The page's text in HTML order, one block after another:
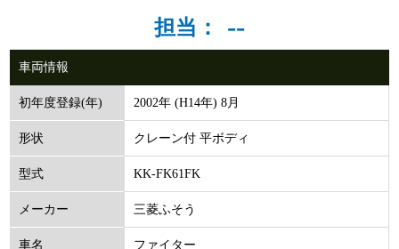
担当： --
車両情報
初年度登録(年) 2002年 (H14年) 8月
形状 クレーン付 平ボディ
型式 KK-FK61FK
メーカー 三菱ふそう
車名 ファイター